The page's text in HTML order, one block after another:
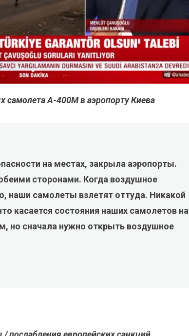
самолета А-400М в аэропорту Киева
на местах, закрыла аэропорты.
сторонами. Когда воздушное
наши самолеты взлетят оттуда. Никакой
касается состояния наших самолетов на
но сначала нужно открыть воздушное